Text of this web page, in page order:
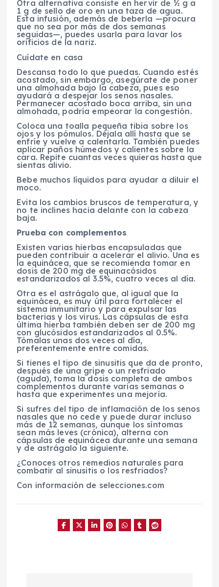
Otra alternativa consiste en hervir de ½ g a
1 g de sello de oro en una taza de agua.
Esta infusión, además de beberla —procura
que no sea por más de dos semanas
seguidas—, puedes usarla para lavar los
orificios de la nariz.
Cuídate en casa
Descansa todo lo que puedas. Cuando estés
acostado, sin embargo, asegúrate de poner
una almohada bajo la cabeza, pues eso
ayudará a despejar los senos nasales.
Permanecer acostado boca arriba, sin una
almohada, podría empeorar la congestión.
Coloca una toalla pequeña tibia sobre los
ojos y los pómulos. Déjala allí hasta que se
enfríe y vuelve a calentarla. También puedes
aplicar paños húmedos y calientes sobre la
cara. Repite cuantas veces quieras hasta que
sientas alivio.
Bebe muchos líquidos para ayudar a diluir el
moco.
Evita los cambios bruscos de temperatura, y
no te inclines hacia delante con la cabeza
baja.
Prueba con complementos
Existen varias hierbas encapsuladas que
pueden contribuir a acelerar el alivio. Una es
la equinácea, que se recomienda tomar en
dosis de 200 mg de equinacósidos
estandarizados al 3.5%, cuatro veces al día.
Otra es el astrágalo que, al igual que la
equinácea, es muy útil para fortalecer el
sistema inmunitario y para expulsar las
bacterias y los virus. Las cápsulas de esta
última hierba también deben ser de 200 mg
con glucósidos estandarizados al 0.5%.
Tómalas unas dos veces al día,
preferentemente entre comidas.
Si tienes el tipo de sinusitis que da de pronto,
después de una gripe o un resfriado
(aguda), toma la dosis completa de ambos
complementos durante varias semanas o
hasta que experimentes una mejoría.
Si sufres del tipo de inflamación de los senos
nasales que no cede y puede durar incluso
más de 12 semanas, aunque los síntomas
sean más leves (crónica), alterna con
cápsulas de equinácea durante una semana
y de astrágalo la siguiente.
¿Conoces otros remedios naturales para
combatir al sinusitis o los resfriados?
Con información de selecciones.com